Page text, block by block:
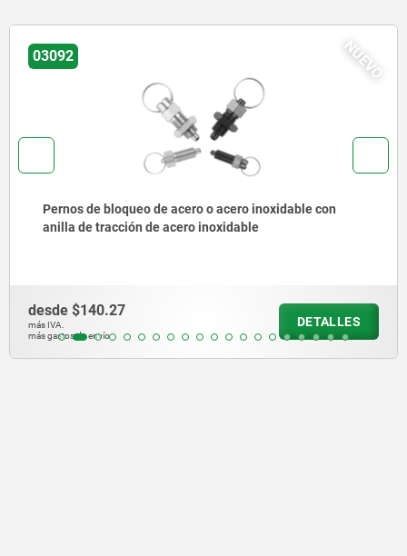
NUEVO
03092
Pernos de bloqueo de acero o acero inoxidable, versión
corta, con vástago roscado
desde$204.99
más IVA.
más gastos de envío
DETALLES